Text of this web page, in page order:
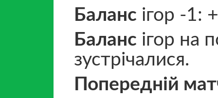
Баланс ігор -1:
Баланс ігор на
зустрічалися.
Попередній